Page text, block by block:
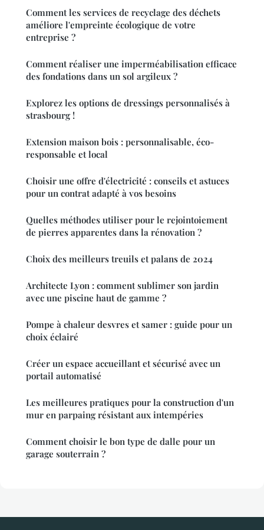
Comment les services de recyclage des déchets
améliore l'empreinte écologique de votre
entreprise ?
Comment réaliser une imperméabilisation efficace
des fondations dans un sol argileux ?
Explorez les options de dressings personnalisés à
strasbourg !
Extension maison bois : personnalisable, éco-
responsable et local
Choisir une offre d'électricité : conseils et astuces
pour un contrat adapté à vos besoins
Quelles méthodes utiliser pour le rejointoiement
de pierres apparentes dans la rénovation ?
Choix des meilleurs treuils et palans de 2024
Architecte Lyon : comment sublimer son jardin
avec une piscine haut de gamme ?
Pompe à chaleur desvres et samer : guide pour un
choix éclairé
Créer un espace accueillant et sécurisé avec un
portail automatisé
Les meilleures pratiques pour la construction d'un
mur en parpaing résistant aux intempéries
Comment choisir le bon type de dalle pour un
garage souterrain ?